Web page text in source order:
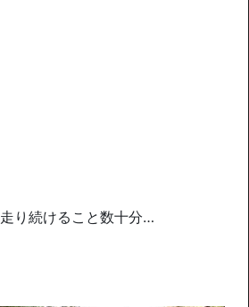
走り続けること数十分…